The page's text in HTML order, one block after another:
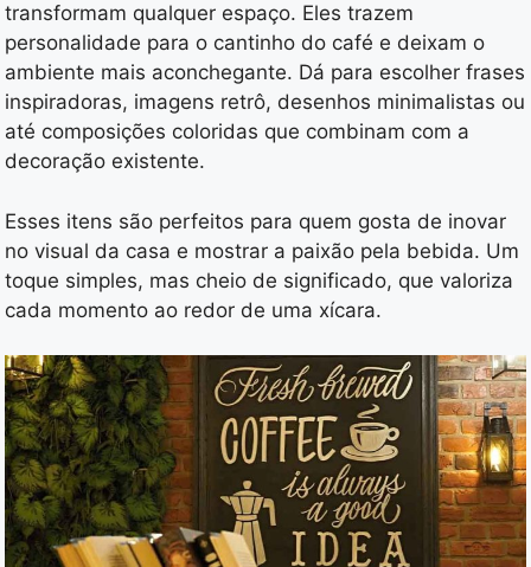
transformam qualquer espaço. Eles trazem
personalidade para o cantinho do café e deixam o
ambiente mais aconchegante. Dá para escolher frases
inspiradoras, imagens retrô, desenhos minimalistas ou
até composições coloridas que combinam com a
decoração existente.
Esses itens são perfeitos para quem gosta de inovar
no visual da casa e mostrar a paixão pela bebida. Um
toque simples, mas cheio de significado, que valoriza
cada momento ao redor de uma xícara.